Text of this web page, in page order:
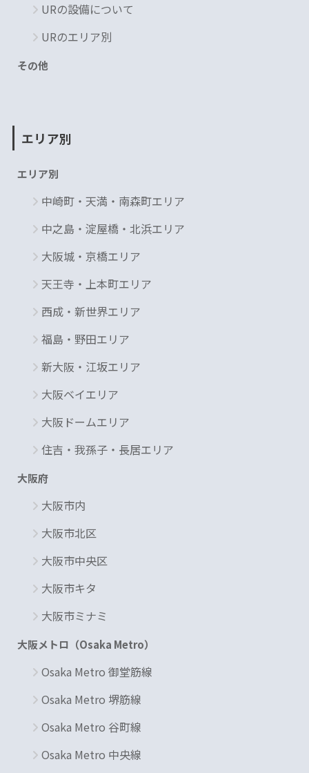
URの設備について
URのエリア別
その他
エリア別
エリア別
中崎町・天満・南森町エリア
中之島・淀屋橋・北浜エリア
大阪城・京橋エリア
天王寺・上本町エリア
西成・新世界エリア
福島・野田エリア
新大阪・江坂エリア
大阪ベイエリア
大阪ドームエリア
住吉・我孫子・長居エリア
大阪府
大阪市内
大阪市北区
大阪市中央区
大阪市キタ
大阪市ミナミ
大阪メトロ（Osaka Metro）
Osaka Metro 御堂筋線
Osaka Metro 堺筋線
Osaka Metro 谷町線
Osaka Metro 中央線